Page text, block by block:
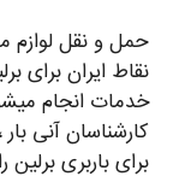
حمل و نقل لوازم
نقاط ایران برای
خدمات انجام
کارشناسان آنی
برای باربری برلین